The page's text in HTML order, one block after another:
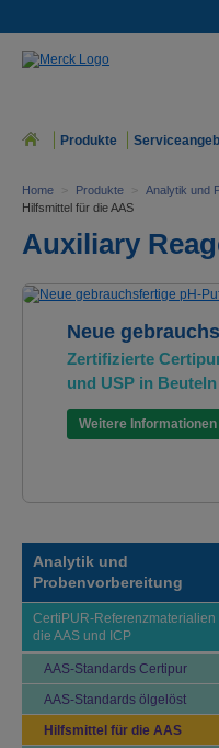
Produkte
Home > Produkte > Analytik und
Hilfsmittel für die AAS
Auxiliary
Neue
Zertifizierte
und USP in
Weitere Informationen
Analytik und
Probenvorbereitung
CertiPUR-Referenzmaterialien
die AAS und ICP
AAS-Standards Certipur
AAS-Standards ölgelöst
Hilfsmittel für die AAS